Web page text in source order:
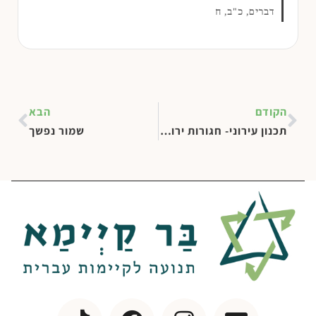
דברים, כ"ב, ח
הקודם
תכנון עירוני- חגורות ירוקות
הבא
שמור נפשך